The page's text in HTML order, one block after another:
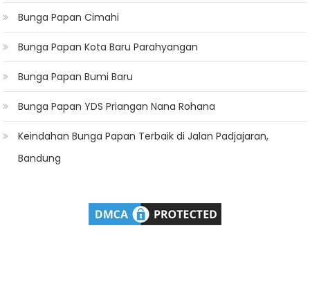
Bunga Papan Cimahi
Bunga Papan Kota Baru Parahyangan
Bunga Papan Bumi Baru
Bunga Papan YDS Priangan Nana Rohana
Keindahan Bunga Papan Terbaik di Jalan Padjajaran,
Bandung